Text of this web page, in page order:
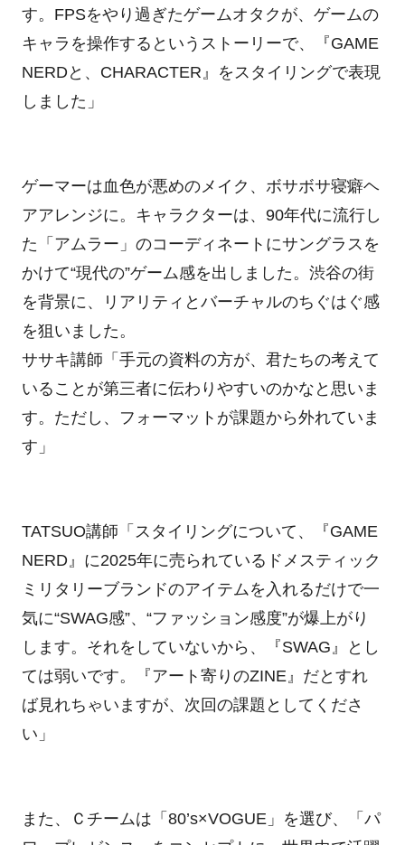
す。FPSをやり過ぎたゲームオタクが、ゲームの
キャラを操作するというストーリーで、『GAME
NERDと、CHARACTER』をスタイリングで表現
しました」
ゲーマーは血色が悪めのメイク、ボサボサ寝癖ヘ
アアレンジに。キャラクターは、90年代に流行し
た「アムラー」のコーディネートにサングラスを
かけて“現代の”ゲーム感を出しました。渋谷の街
を背景に、リアリティとバーチャルのちぐはぐ感
を狙いました。
ササキ講師「手元の資料の方が、君たちの考えて
いることが第三者に伝わりやすいのかなと思いま
す。ただし、フォーマットが課題から外れていま
す」
TATSUO講師「スタイリングについて、『GAME
NERD』に2025年に売られているドメスティック
ミリタリーブランドのアイテムを入れるだけで一
気に“SWAG感”、“ファッション感度”が爆上がり
します。それをしていないから、『SWAG』とし
ては弱いです。『アート寄りのZINE』だとすれ
ば見れちゃいますが、次回の課題としてくださ
い」
また、Ｃチームは「80’s×VOGUE」を選び、「パ